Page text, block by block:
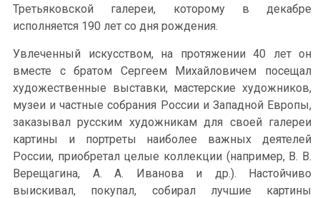
Третьяковской галереи, которому в декабре
исполняется 190 лет со дня рождения.
Увлеченный искусством, на протяжении 40 лет он
вместе с братом Сергеем Михайловичем посещал
художественные выставки, мастерские художников,
музеи и частные собрания России и Западной Европы,
заказывал русским художникам для своей галереи
картины и портреты наиболее важных деятелей
России, приобретал целые коллекции (например, В. В.
Верещагина, А. А. Иванова и др.). Настойчиво
выискивал, покупал, собирал лучшие картины